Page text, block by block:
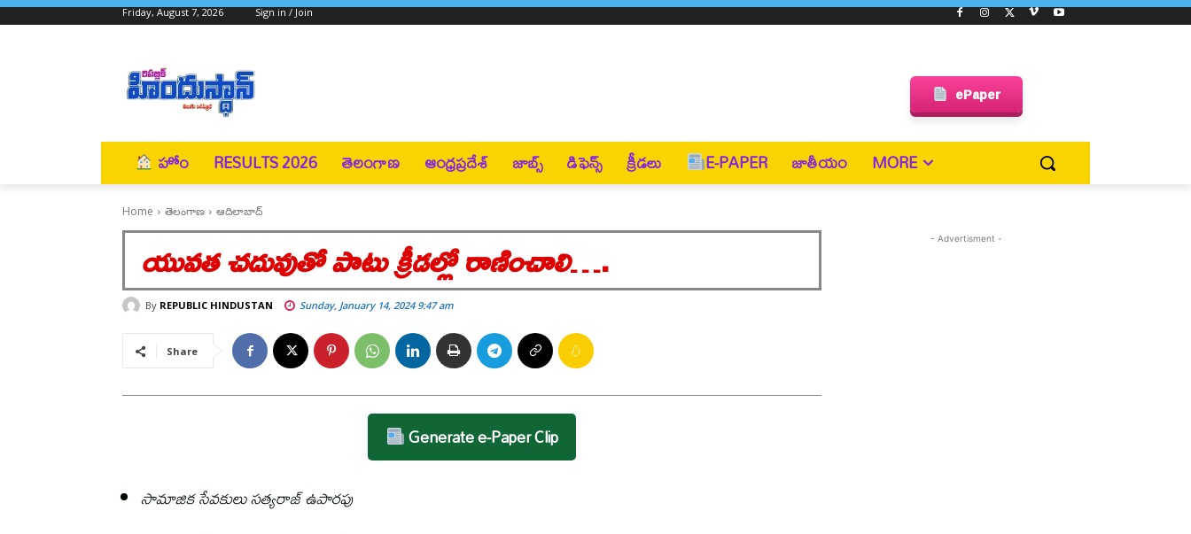
Friday, August 7, 2026 Sign in / Join
ePaper
హోం RESULTS 2026 తెలంగాణ ఆంధ్రప్రదేశ్ జాబ్స్ డిఫెన్స్ క్రీడలు E-PAPER జాతీయం MORE
Home తెలంగాణ ఆదిలాబాద్
యువత చదువుతో పాటు క్రీడల్లో రాణించాలి….
By REPUBLIC HINDUSTAN Sunday, January 14, 2024 9:47 am
Share
Generate e-Paper Clip
సామాజిక సేవకులు సత్యరాజ్ ఉపారపు
- Advertisment -